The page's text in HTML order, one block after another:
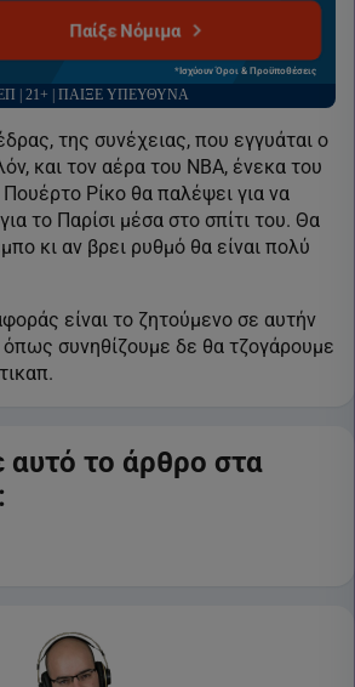
Παίξε Νόμιμα
*Ισχύουν Όροι & Προϋποθέσεις
| 21+ | ΠΑΙΞΕ ΥΠΕΥΘΥΝΑ
της συνέχειας, που εγγυάται ο
και τον αέρα του ΝΒΑ, ένεκα του
Ρίκο θα παλέψει για να
το Παρίσι μέσα στο σπίτι του. Θα
κι αν βρει ρυθμό θα είναι πολύ
είναι το ζητούμενο σε αυτήν
συνηθίζουμε δε θα τζογάρουμε
αυτό το άρθρο στα